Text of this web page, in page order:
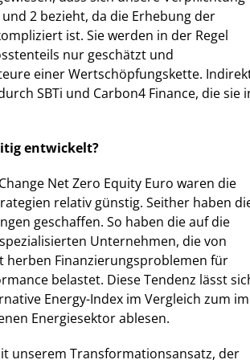
2 bezieht, da die Erhebung der
ist. Sie werden in der Regel
nur geschätzt und
einer Wertschöpfungskette.
SBTi und Carbon4 Finance, die sie
entwickelt?
Net Zero Equity Euro waren die
relativ günstig. Seither haben
geschaffen. So haben die auf die
Unternehmen, die von
herben Finanzierungsproblemen für
belastet. Diese Tendenz lässt
Energy-Index im Vergleich zum im
Energiesektor ablesen.
unserem Transformationsansatz, der